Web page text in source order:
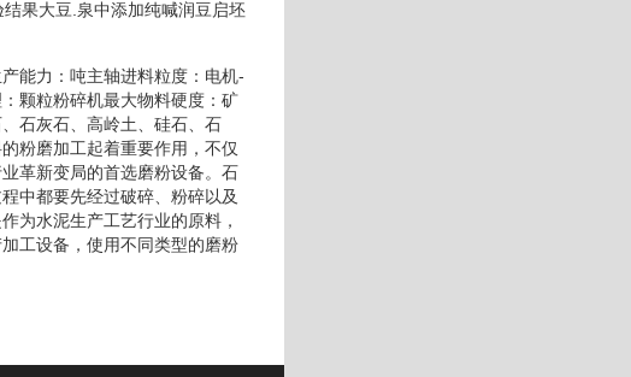
果大豆.泉中添加纯喊润豆启坯
能力：吨主轴进料粒度：电机-
颗粒粉碎机最大物料硬度：矿
石灰石、高岭土、硅石、石
粉磨加工起着重要作用，不仅
革新变局的首选磨粉设备。石
中都要先经过破碎、粉碎以及
为水泥生产工艺行业的原料，
工设备，使用不同类型的磨粉